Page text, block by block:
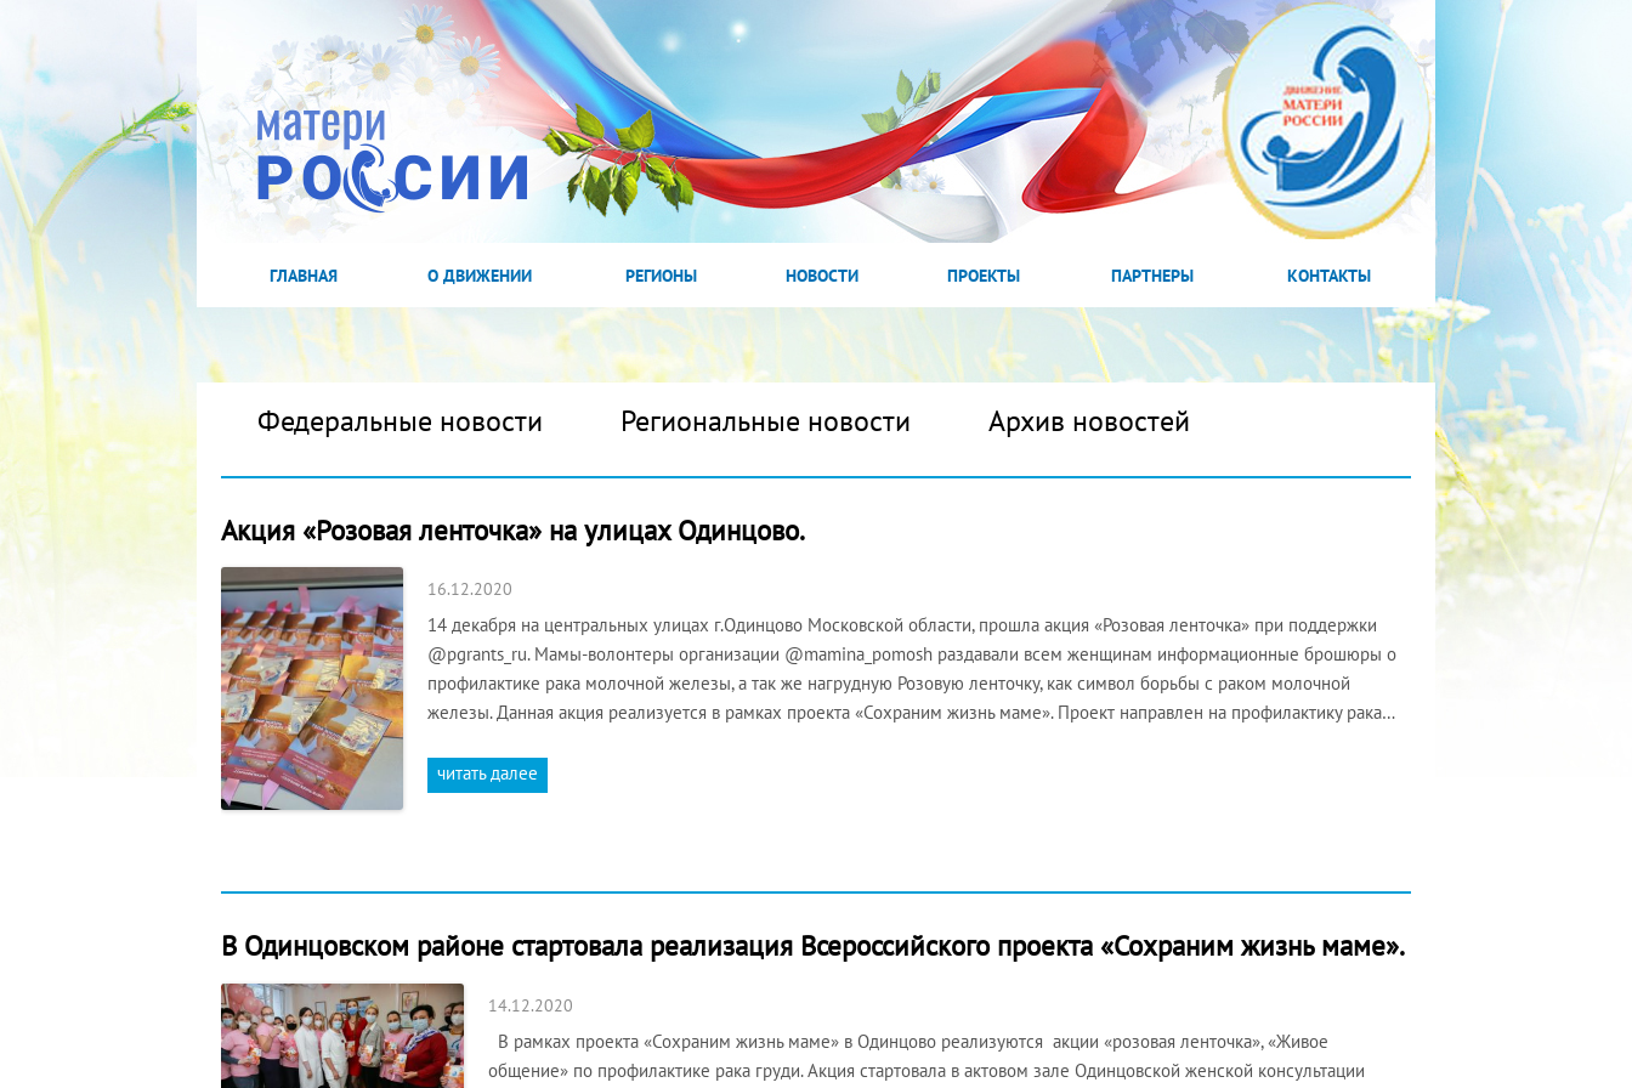
ГЛАВНАЯ О ДВИЖЕНИИ РЕГИОНЫ НОВОСТИ ПРОЕКТЫ ПАРТНЕРЫ КОНТАКТЫ
Федеральные новости Региональные новости Архив новостей
Акция «Розовая ленточка» на улицах Одинцово.
16.12.2020
14 декабря на центральных улицах г.Одинцово Московской области, прошла акция «Розовая ленточка» при поддержки
@pgrants_ru. Мамы-волонтеры организации @mamina_pomosh раздавали всем женщинам информационные брошюры о
профилактике рака молочной железы, а так же нагрудную Розовую ленточку, как символ борьбы с раком молочной
железы. Данная акция реализуется в рамках проекта «Сохраним жизнь маме». Проект направлен на профилактику рака…
читать далее
В Одинцовском районе стартовала реализация Всероссийского проекта «Сохраним жизнь маме».
14.12.2020
В рамках проекта «Сохраним жизнь маме» в Одинцово реализуются акции «розовая ленточка», «Живое
общение» по профилактике рака груди. Акция стартовала в актовом зале Одинцовской женской консультации